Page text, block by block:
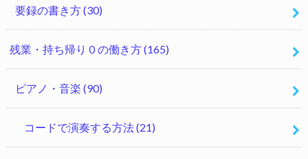
要録の書き方(30)
残業・持ち帰り０の働き方(165)
ピアノ・音楽 (90)
コードで演奏する方法(21)